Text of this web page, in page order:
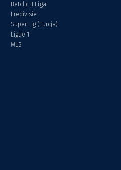
Betclic II Liga
Eredivisie
Super Lig (Turcja)
Ligue 1
MLS